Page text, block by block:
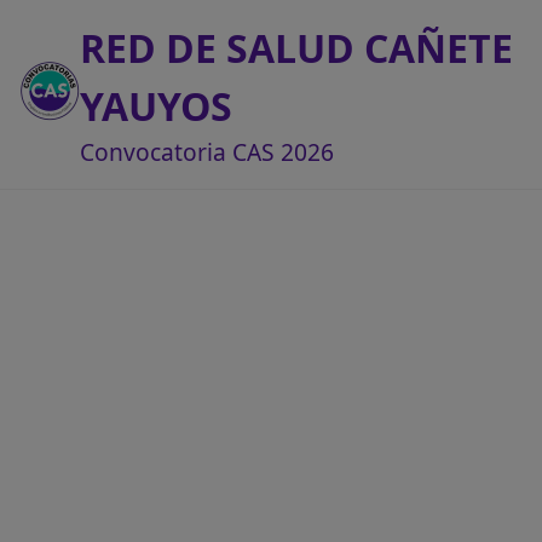
RED DE SALUD CAÑETE
YAUYOS
Convocatoria CAS 2026